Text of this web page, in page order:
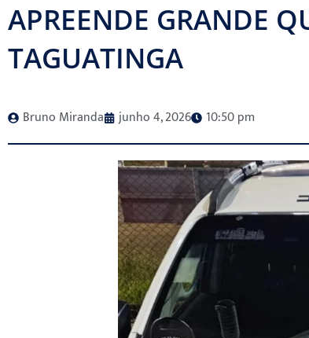
APREENDE GRANDE
TAGUATINGA
Bruno Miranda junho 4, 2026 10:50 pm